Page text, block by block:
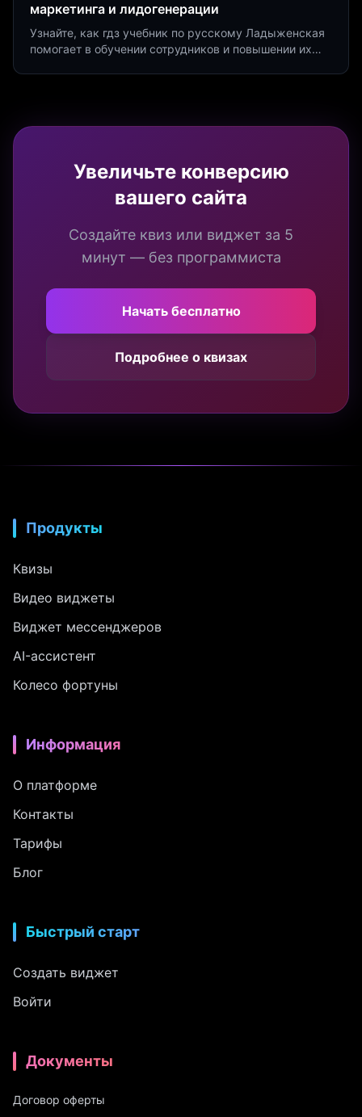
маркетинга и лидогенерации
Узнайте, как гдз учебник по русскому Ладыженская
помогает в обучении сотрудников и повышении их
Увеличьте конверсию
вашего сайта
Создайте квиз или виджет за 5
минут — без программиста
Начать бесплатно
Подробнее о квизах
Продукты
Квизы
Видео виджеты
Виджет мессенджеров
AI-ассистент
Колесо фортуны
Информация
О платформе
Контакты
Тарифы
Блог
Быстрый старт
Создать виджет
Войти
Документы
Договор оферты